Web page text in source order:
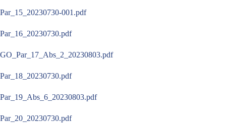
Par_15_20230730-001.pdf
Par_16_20230730.pdf
GO_Par_17_Abs_2_20230803.pdf
Par_18_20230730.pdf
Par_19_Abs_6_20230803.pdf
Par_20_20230730.pdf